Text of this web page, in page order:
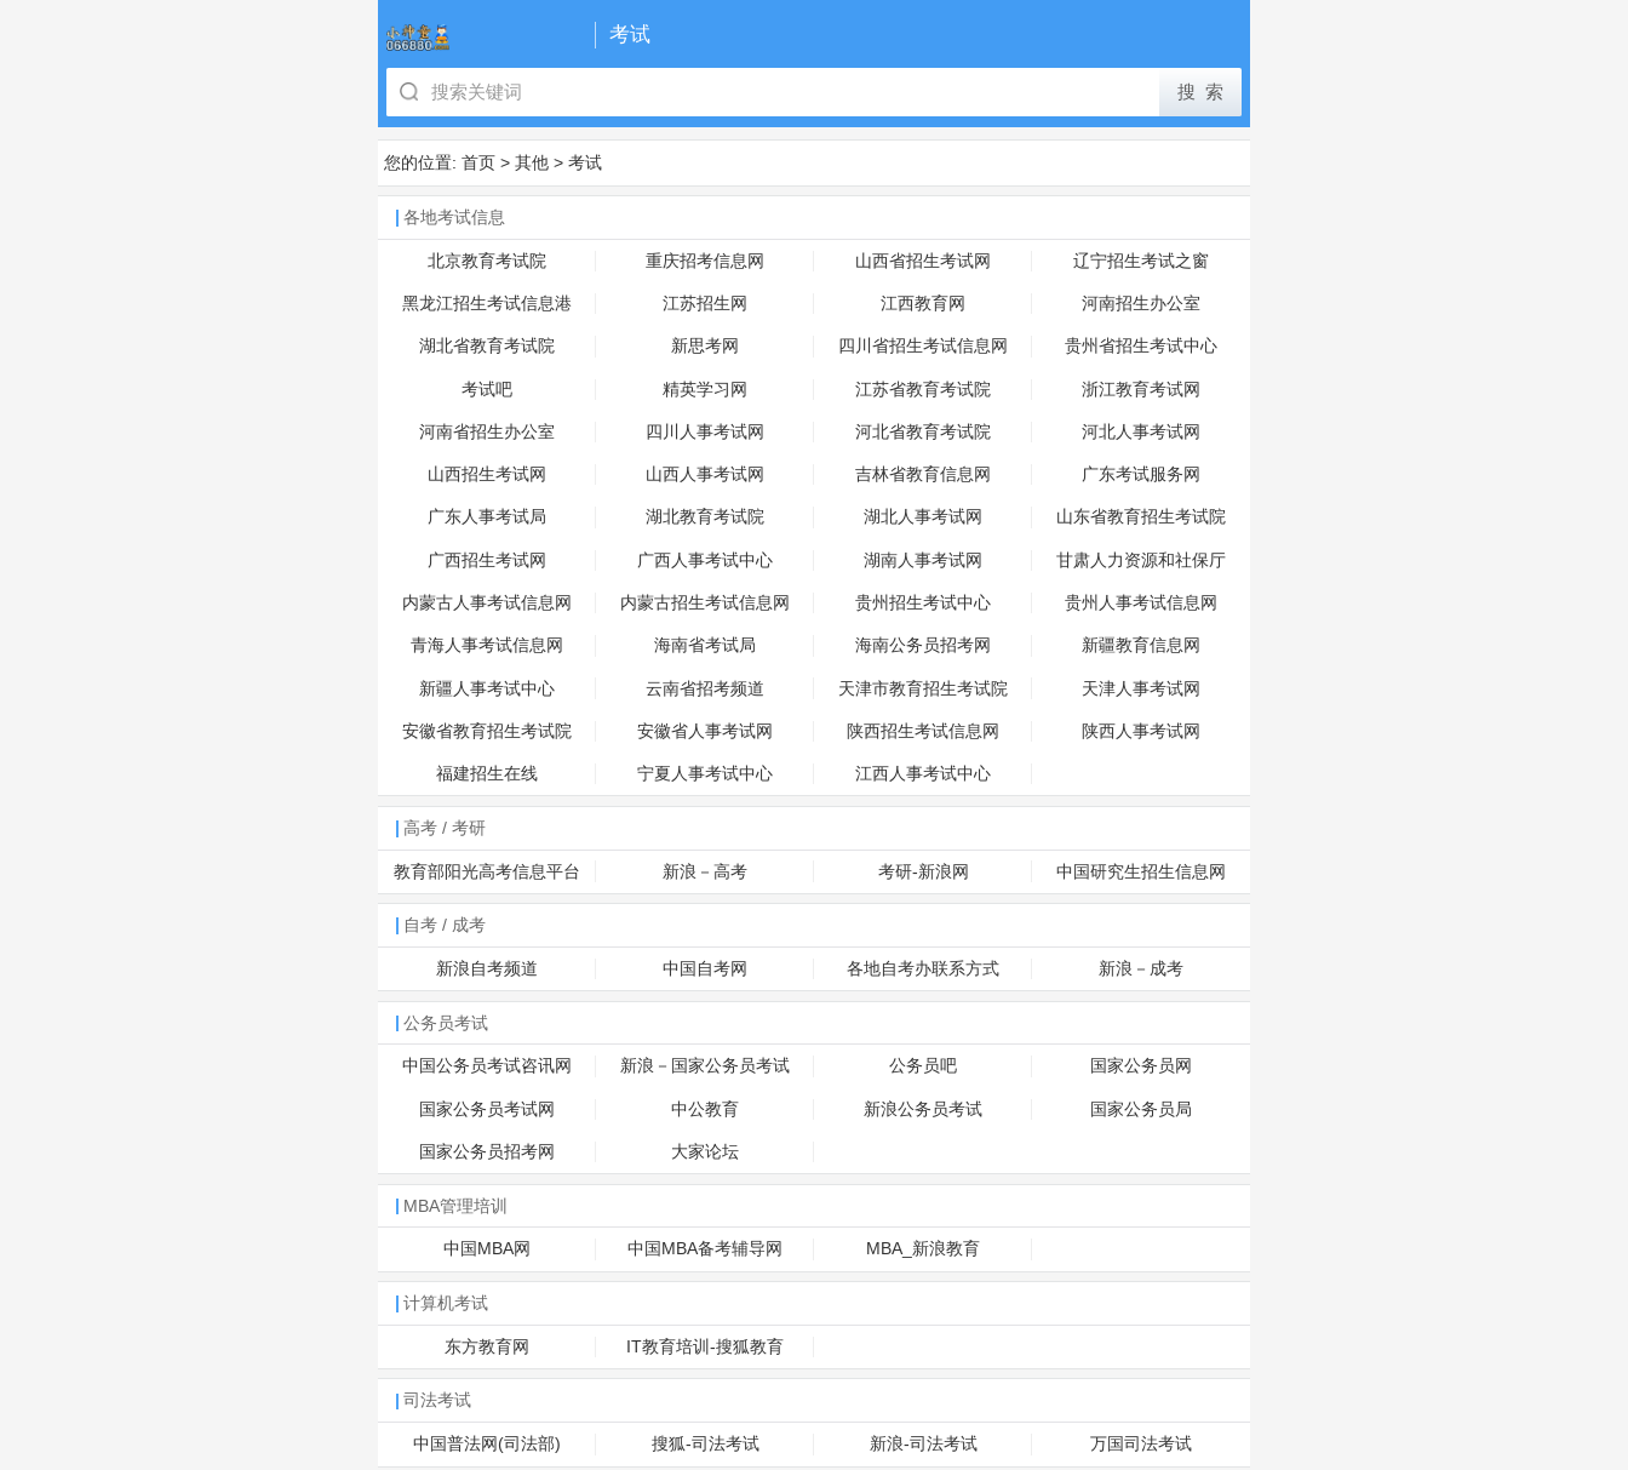
考试
您的位置: 首页 > 其他 > 考试
各地考试信息
北京教育考试院 重庆招考信息网 山西省招生考试网 辽宁招生考试之窗
黑龙江招生考试信息港 江苏招生网 江西教育网 河南招生办公室
湖北省教育考试院 新思考网 四川省招生考试信息网 贵州省招生考试中心
考试吧 精英学习网 江苏省教育考试院 浙江教育考试网
河南省招生办公室 四川人事考试网 河北省教育考试院 河北人事考试网
山西招生考试网 山西人事考试网 吉林省教育信息网 广东考试服务网
广东人事考试局 湖北教育考试院 湖北人事考试网 山东省教育招生考试院
广西招生考试网 广西人事考试中心 湖南人事考试网 甘肃人力资源和社保厅
内蒙古人事考试信息网 内蒙古招生考试信息网 贵州招生考试中心 贵州人事考试信息网
青海人事考试信息网 海南省考试局 海南公务员招考网 新疆教育信息网
新疆人事考试中心 云南省招考频道 天津市教育招生考试院 天津人事考试网
安徽省教育招生考试院 安徽省人事考试网 陕西招生考试信息网 陕西人事考试网
福建招生在线 宁夏人事考试中心 江西人事考试中心
高考 / 考研
教育部阳光高考信息平台 新浪－高考 考研-新浪网 中国研究生招生信息网
自考 / 成考
新浪自考频道 中国自考网 各地自考办联系方式 新浪－成考
公务员考试
中国公务员考试咨讯网 新浪－国家公务员考试 公务员吧 国家公务员网
国家公务员考试网 中公教育 新浪公务员考试 国家公务员局
国家公务员招考网 大家论坛
MBA管理培训
中国MBA网 中国MBA备考辅导网 MBA_新浪教育
计算机考试
东方教育网 IT教育培训-搜狐教育
司法考试
中国普法网(司法部) 搜狐-司法考试 新浪-司法考试 万国司法考试